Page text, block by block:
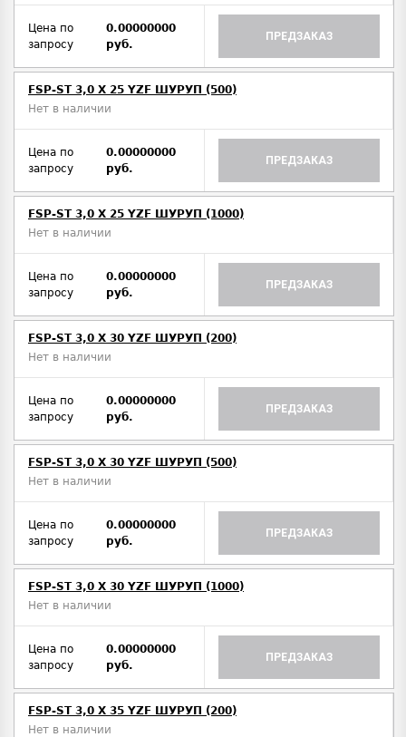
Цена по
запросу
0.00000000
руб.
ПРЕДЗАКАЗ
FSP-ST 3,0 X 25 YZF ШУРУП (500)
Нет в наличии
Цена по
запросу
0.00000000
руб.
ПРЕДЗАКАЗ
FSP-ST 3,0 X 25 YZF ШУРУП (1000)
Нет в наличии
Цена по
запросу
0.00000000
руб.
ПРЕДЗАКАЗ
FSP-ST 3,0 X 30 YZF ШУРУП (200)
Нет в наличии
Цена по
запросу
0.00000000
руб.
ПРЕДЗАКАЗ
FSP-ST 3,0 X 30 YZF ШУРУП (500)
Нет в наличии
Цена по
запросу
0.00000000
руб.
ПРЕДЗАКАЗ
FSP-ST 3,0 X 30 YZF ШУРУП (1000)
Нет в наличии
Цена по
запросу
0.00000000
руб.
ПРЕДЗАКАЗ
FSP-ST 3,0 X 35 YZF ШУРУП (200)
Нет в наличии